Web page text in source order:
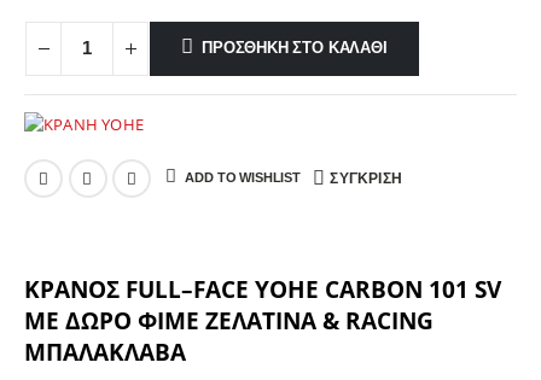
ΠΡΟΣΘΉΚΗ ΣΤΟ ΚΑΛΆΘΙ
ADD TO WISHLIST ΣΎΓΚΡΙΣΗ
ΚΡΑΝΟΣ FULL–FACE YOHE CARBON 101 SV
ΜΕ ΔΩΡΟ ΦΙΜΕ ΖΕΛΑΤΙΝΑ & RACING
ΜΠΑΛΑΚΛΑΒΑ